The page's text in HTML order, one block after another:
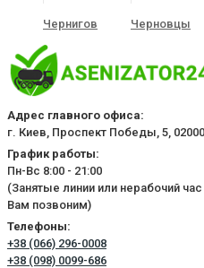
Чернигов Черновцы
Адрес главного офиса:
г. Киев, Проспект Победы, 5, 02000
График работы:
Пн-Вс 8:00 - 21:00
(Занятые линии или нерабочий
Вам позвоним)
Телефоны:
+38 (066) 296-0008
+38 (098) 0099-686